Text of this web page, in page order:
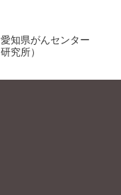
愛知県がんセンター
研究所